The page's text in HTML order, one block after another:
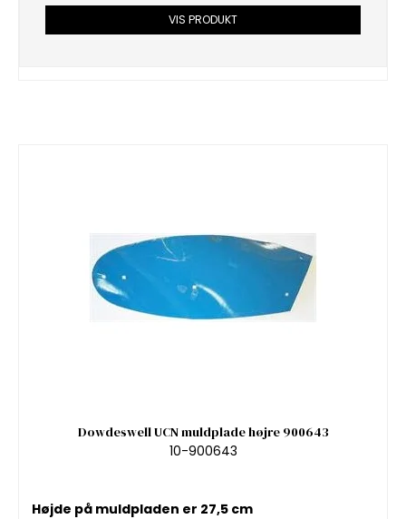
VIS PRODUKT
Dowdeswell UCN muldplade højre 900643
10-900643
Højde på muldpladen er 27,5 cm